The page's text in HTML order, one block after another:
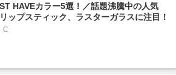
HAVEカラー5選！／話題沸騰中の人気
ップスティック、ラスターガラスに注目！
C